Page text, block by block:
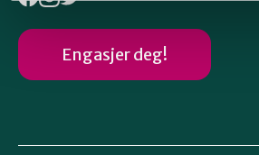
Engasjer deg!